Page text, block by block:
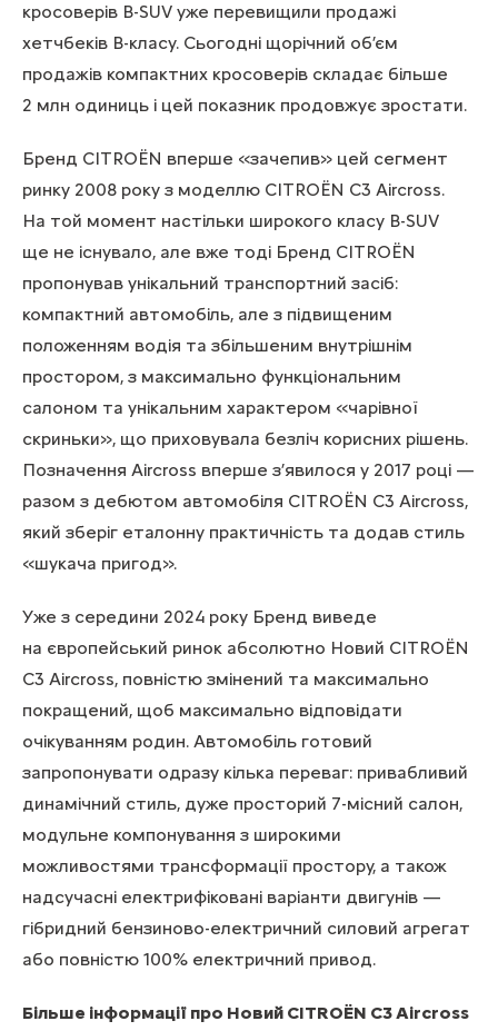
кросоверів B-SUV уже перевищили продажі
хетчбеків B-класу. Сьогодні щорічний об’єм
продажів компактних кросоверів складає більше
2 млн одиниць і цей показник продовжує зростати.
Бренд CITROЁN вперше «зачепив» цей сегмент
ринку 2008 року з моделлю CITROЁN C3 Aircross.
На той момент настільки широкого класу B-SUV
ще не існувало, але вже тоді Бренд CITROЁN
пропонував унікальний транспортний засіб:
компактний автомобіль, але з підвищеним
положенням водія та збільшеним внутрішнім
простором, з максимально функціональним
салоном та унікальним характером «чарівної
скриньки», що приховувала безліч корисних рішень.
Позначення Aircross вперше з’явилося у 2017 році —
разом з дебютом автомобіля CITROЁN C3 Aircross,
який зберіг еталонну практичність та додав стиль
«шукача пригод».
Уже з середини 2024 року Бренд виведе
на європейський ринок абсолютно Новий CITROЁN
C3 Aircross, повністю змінений та максимально
покращений, щоб максимально відповідати
очікуванням родин. Автомобіль готовий
запропонувати одразу кілька переваг: привабливий
динамічний стиль, дуже просторий 7-місний салон,
модульне компонування з широкими
можливостями трансформації простору, а також
надсучасні електрифіковані варіанти двигунів —
гібридний бензиново-електричний силовий агрегат
або повністю 100% електричний привод.
Більше інформації про Новий CITROЁN C3 Aircross